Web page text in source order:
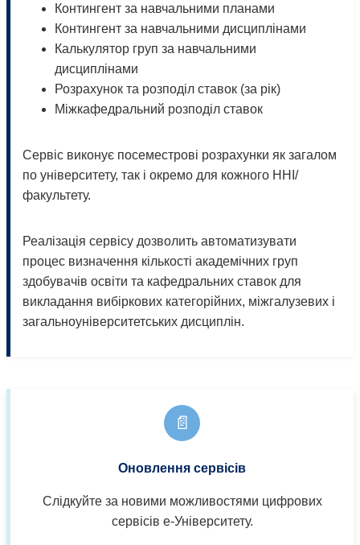
Контингент за навчальними планами
Контингент за навчальними дисциплінами
Калькулятор груп за навчальними
дисциплінами
Розрахунок та розподіл ставок (за рік)
Міжкафедральний розподіл ставок
Сервіс виконує посеместрові розрахунки як загалом
по університету, так і окремо для кожного ННІ/
факультету.
Реалізація сервісу дозволить автоматизувати
процес визначення кількості академічних груп
здобувачів освіти та кафедральних ставок для
викладання вибіркових категорійних, міжгалузевих і
загальноуніверситетських дисциплін.
📄
Оновлення сервісів
Слідкуйте за новими можливостями цифрових
сервісів е-Університету.